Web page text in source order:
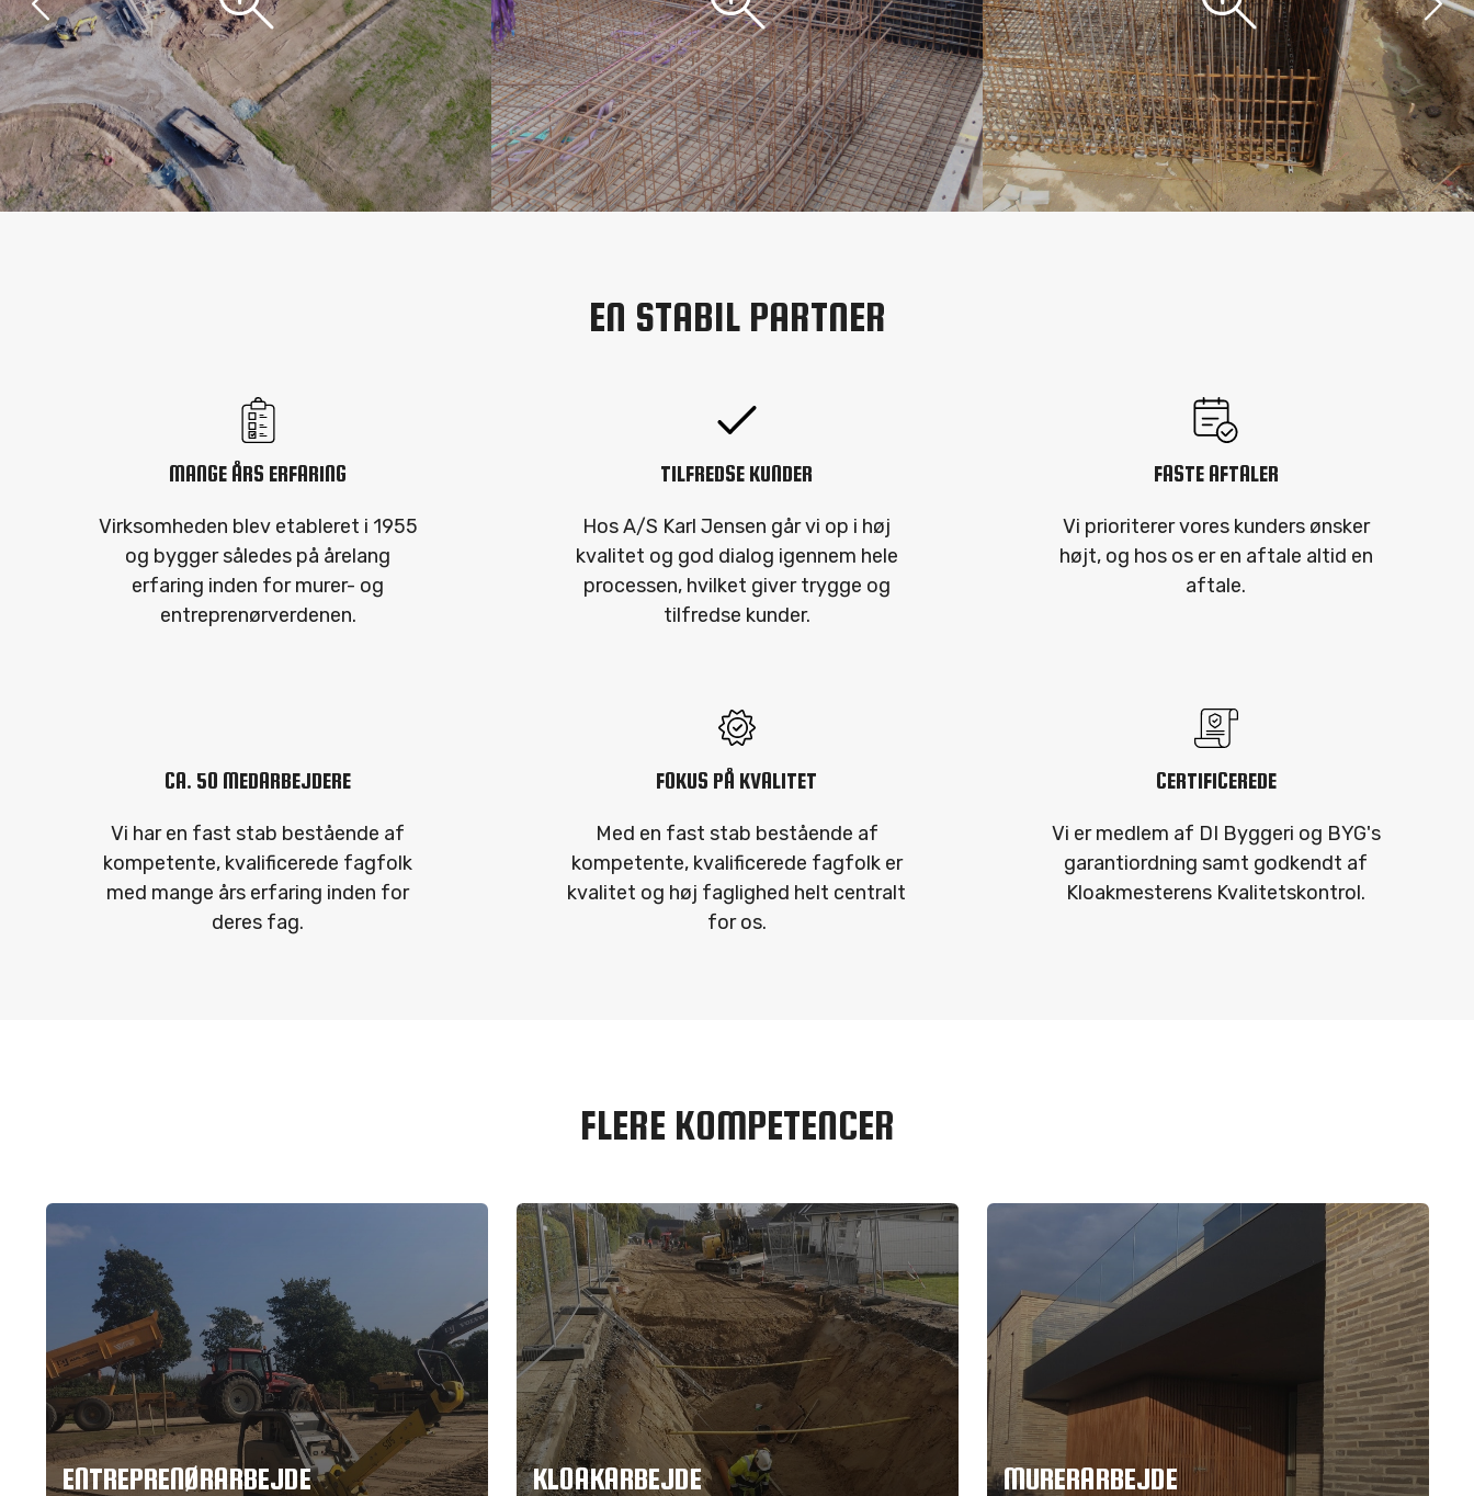
EN STABIL PARTNER
MANGE ÅRS ERFARING
Virksomheden blev etableret i 1955
og bygger således på årelang
erfaring inden for murer- og
entreprenørverdenen.
TILFREDSE KUNDER
Hos A/S Karl Jensen går vi op i høj
kvalitet og god dialog igennem hele
processen, hvilket giver trygge og
tilfredse kunder.
FASTE AFTALER
Vi prioriterer vores kunders ønsker
højt, og hos os er en aftale altid en
aftale.
CA. 50 MEDARBEJDERE
Vi har en fast stab bestående af
kompetente, kvalificerede fagfolk
med mange års erfaring inden for
deres fag.
FOKUS PÅ KVALITET
Med en fast stab bestående af
kompetente, kvalificerede fagfolk er
kvalitet og høj faglighed helt centralt
for os.
CERTIFICEREDE
Vi er medlem af DI Byggeri og BYG's
garantiordning samt godkendt af
Kloakmesterens Kvalitetskontrol.
FLERE KOMPETENCER
ENTREPRENØRARBEJDE KLOAKARBEJDE MURERARBEJDE